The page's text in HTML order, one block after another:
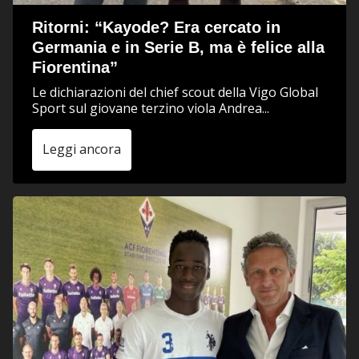
Ritorni: “Kayode? Era cercato in
Germania e in Serie B, ma è felice alla
Fiorentina”
Le dichiarazioni del chief scout della Vigo Global
Sport sul giovane terzino viola Andrea...
Leggi ancora